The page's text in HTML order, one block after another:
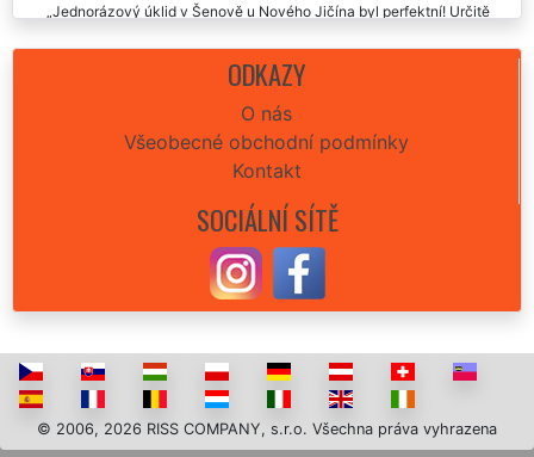
Jednorázový úklid v Šenově u Nového Jičína byl perfektní! Určitě
Určitě doporučuji tuto úklidovou společnost Extra uklízení. Tato
jednorázový úklid v Šenově u Nového Jičína. Jednoznačně budu tuto
společnost využívat i nadále, neboť jsem byla vždycky velmi mile
překvapená jejich důkladností a rychlostí úklidu.
ODKAZY
O nás
Všeobecné obchodní podmínky
Kontakt
SOCIÁLNÍ SÍTĚ
© 2006, 2026 RISS COMPANY, s.r.o. Všechna práva vyhrazena